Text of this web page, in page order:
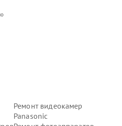
Ремонт видеокамер
Panasonic